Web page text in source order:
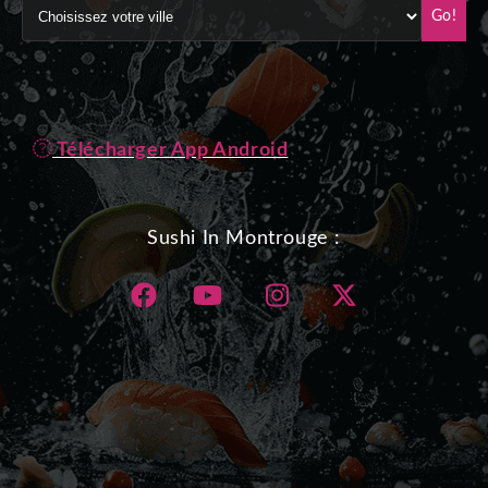
Go!
Télécharger App Android
Sushi In Montrouge :